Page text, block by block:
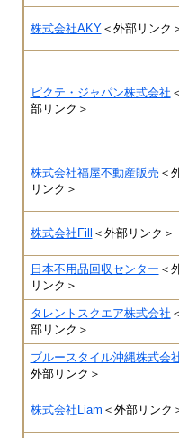
株式会社AKY＜外部リンク
ピクテ・ジャパン株式会社
部リンク＞
株式会社福屋不動産販売 ＜
リンク＞
株式会社Fill ＜外部リンク＞
日本不用品回収センター ＜
リンク＞
タレントスクエア株式会社
部リンク＞
ブルースタイル沖縄株式会
外部リンク＞
株式会社Liam ＜外部リンク